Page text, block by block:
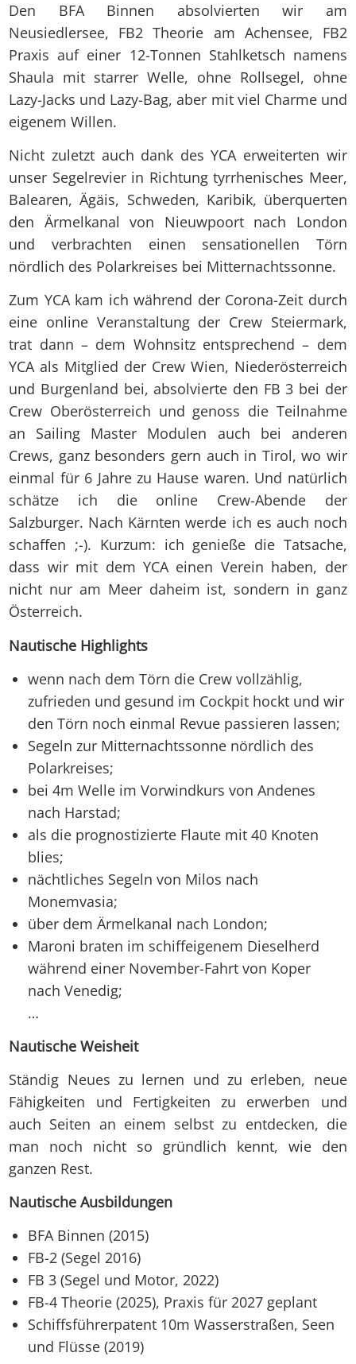
Den BFA Binnen absolvierten wir am
Neusiedlersee, FB2 Theorie am Achensee, FB2
Praxis auf einer 12-Tonnen Stahlketsch namens
Shaula mit starrer Welle, ohne Rollsegel, ohne
Lazy-Jacks und Lazy-Bag, aber mit viel Charme und
eigenem Willen.
Nicht zuletzt auch dank des YCA erweiterten wir
unser Segelrevier in Richtung tyrrhenisches Meer,
Balearen, Ägäis, Schweden, Karibik, überquerten
den Ärmelkanal von Nieuwpoort nach London
und verbrachten einen sensationellen Törn
nördlich des Polarkreises bei Mitternachtssonne.
Zum YCA kam ich während der Corona-Zeit durch
eine online Veranstaltung der Crew Steiermark,
trat dann – dem Wohnsitz entsprechend – dem
YCA als Mitglied der Crew Wien, Niederösterreich
und Burgenland bei, absolvierte den FB 3 bei der
Crew Oberösterreich und genoss die Teilnahme
an Sailing Master Modulen auch bei anderen
Crews, ganz besonders gern auch in Tirol, wo wir
einmal für 6 Jahre zu Hause waren. Und natürlich
schätze ich die online Crew-Abende der
Salzburger. Nach Kärnten werde ich es auch noch
schaffen ;-). Kurzum: ich genieße die Tatsache,
dass wir mit dem YCA einen Verein haben, der
nicht nur am Meer daheim ist, sondern in ganz
Österreich.
Nautische Highlights
wenn nach dem Törn die Crew vollzählig,
zufrieden und gesund im Cockpit hockt und wir
den Törn noch einmal Revue passieren lassen;
Segeln zur Mitternachtssonne nördlich des
Polarkreises;
bei 4m Welle im Vorwindkurs von Andenes
nach Harstad;
als die prognostizierte Flaute mit 40 Knoten
blies;
nächtliches Segeln von Milos nach
Monemvasia;
über dem Ärmelkanal nach London;
Maroni braten im schiffeigenem Dieselherd
während einer November-Fahrt von Koper
nach Venedig;
…
Nautische Weisheit
Ständig Neues zu lernen und zu erleben, neue
Fähigkeiten und Fertigkeiten zu erwerben und
auch Seiten an einem selbst zu entdecken, die
man noch nicht so gründlich kennt, wie den
ganzen Rest.
Nautische Ausbildungen
BFA Binnen (2015)
FB-2 (Segel 2016)
FB 3 (Segel und Motor, 2022)
FB-4 Theorie (2025), Praxis für 2027 geplant
Schiffsführerpatent 10m Wasserstraßen, Seen
und Flüsse (2019)